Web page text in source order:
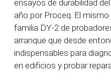
ensayos de durabilidad
año por Proceq. El
familia DY-2 de
arranque que desde
indispensables para
en edificios y probar